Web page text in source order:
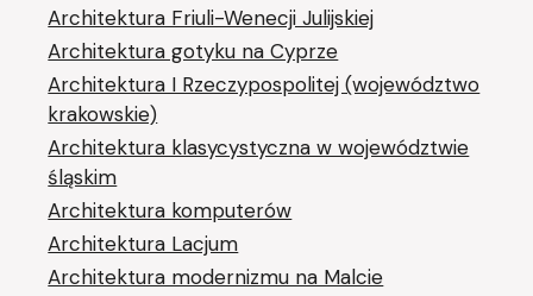
Architektura Friuli-Wenecji Julijskiej
Architektura gotyku na Cyprze
Architektura I Rzeczypospolitej (województwo
krakowskie)
Architektura klasycystyczna w województwie
śląskim
Architektura komputerów
Architektura Lacjum
Architektura modernizmu na Malcie